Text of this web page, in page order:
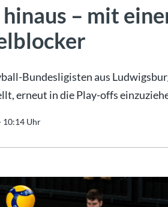
hinaus – mit
Bundesligisten aus
erneut in die Play-offs
10:14 Uhr